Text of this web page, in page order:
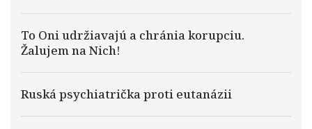
To Oni udržiavajú a chránia korupciu.
Žalujem na Nich!
Ruská psychiatrička proti eutanázii